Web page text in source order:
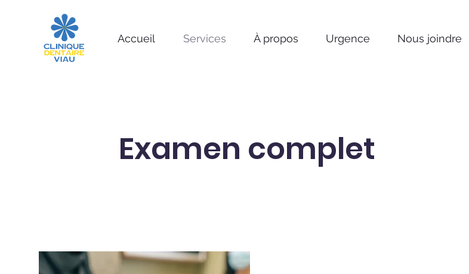
Accueil Services À propos Urgence Nous joindre
Examen complet